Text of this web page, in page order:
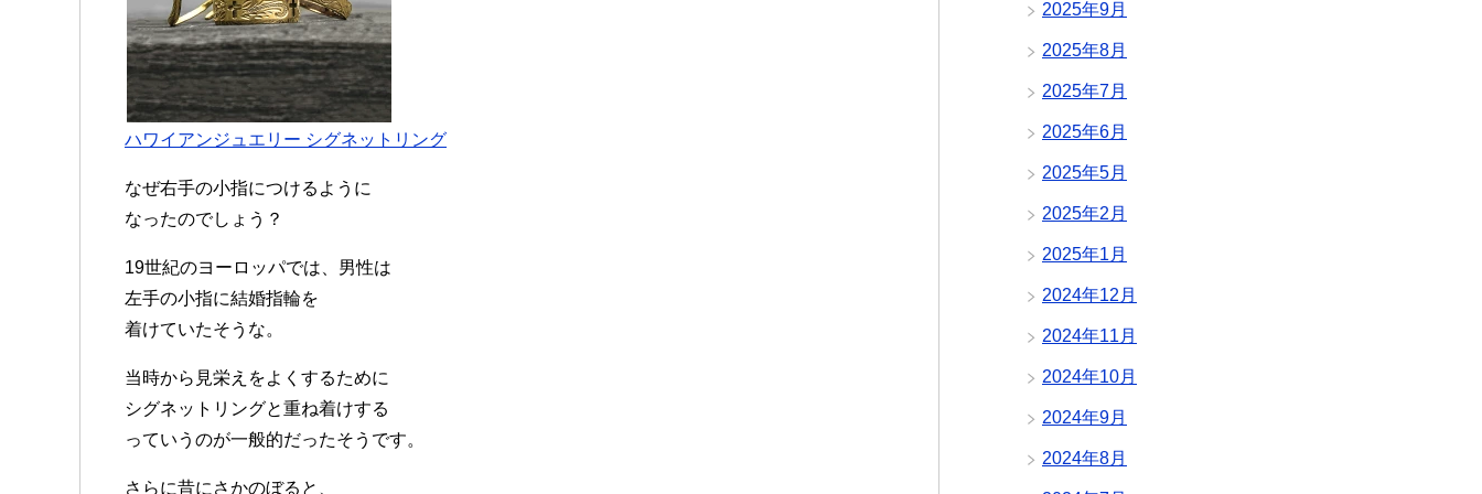
ハワイアンジュエリー シグネットリング
なぜ右手の小指につけるように
なったのでしょう？
19世紀のヨーロッパでは、男性は
左手の小指に結婚指輪を
着けていたそうな。
当時から見栄えをよくするために
シグネットリングと重ね着けする
っていうのが一般的だったそうです。
さらに昔にさかのぼると、
2025年9月
2025年8月
2025年7月
2025年6月
2025年5月
2025年2月
2025年1月
2024年12月
2024年11月
2024年10月
2024年9月
2024年8月